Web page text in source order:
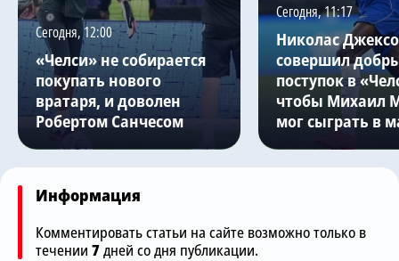
Сегодня, 12:00
«Челси» не собирается
покупать нового
вратаря, и доволен
Робертом Санчесом
Сегодня, 11:17
Николас
совершил
поступок в
чтобы Михаил
мог сыграть в
Информация
Комментировать статьи на сайте возможно только в
течении 7дней со дня публикации.